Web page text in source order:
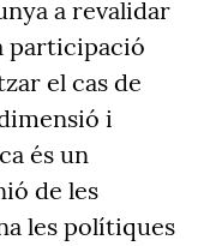
a revalidar
participació
el cas de
i
és un
de les
les polítiques